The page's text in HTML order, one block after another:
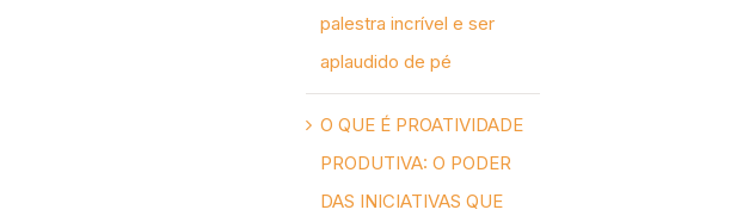
palestra incrível e ser
aplaudido de pé
O QUE É PROATIVIDADE
PRODUTIVA: O PODER
DAS INICIATIVAS QUE